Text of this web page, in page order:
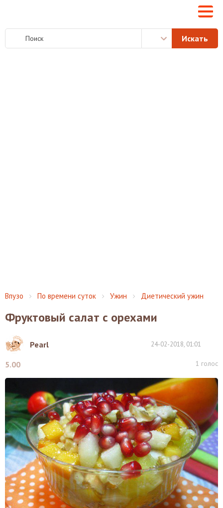
Впузо По времени суток Ужин Диетический ужин
Фруктовый салат с орехами
Pearl 24-02-2018, 01:01
5.00 1 голос